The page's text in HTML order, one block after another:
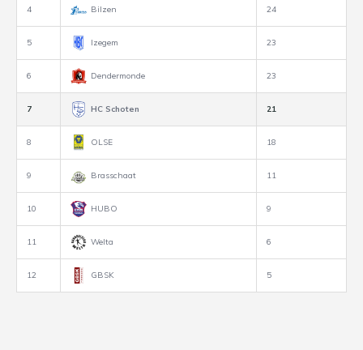
4 Bilzen 24
5 Izegem 23
6 Dendermonde 23
7 HC Schoten 21
8 OLSE 18
9 Brasschaat 11
10 HUBO 9
11 Welta 6
12 GBSK 5